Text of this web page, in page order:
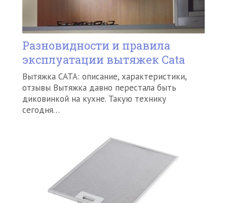
Разновидности и правила
эксплуатации вытяжек Cata
Вытяжка CATA: описание, характеристики,
отзывы Вытяжка давно перестала быть
диковинкой на кухне. Такую технику
сегодня…